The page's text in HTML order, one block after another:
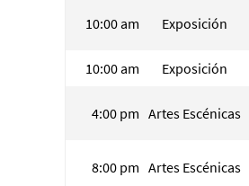
10:00 am Exposición
10:00 am Exposición
4:00 pm Artes Escénicas
8:00 pm Artes Escénicas